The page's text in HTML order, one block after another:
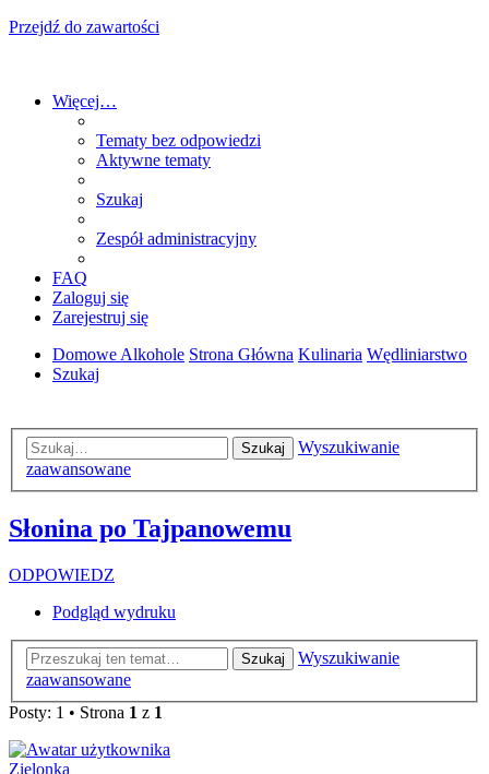
Przejdź do zawartości
Więcej…
Tematy bez odpowiedzi
Aktywne tematy
Szukaj
Zespół administracyjny
FAQ
Zaloguj się
Zarejestruj się
Domowe Alkohole Strona Główna Kulinaria Wędliniarstwo
Szukaj
Szukaj
Wyszukiwanie
zaawansowane
Słonina po Tajpanowemu
ODPOWIEDZ
Podgląd wydruku
Szukaj
Wyszukiwanie
zaawansowane
Posty: 1 • Strona 1 z 1
Zielonka